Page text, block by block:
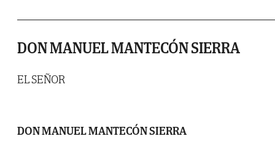
DON MANUEL MANTECÓN SIERRA
EL SEÑOR
DON MANUEL MANTECÓN SIERRA